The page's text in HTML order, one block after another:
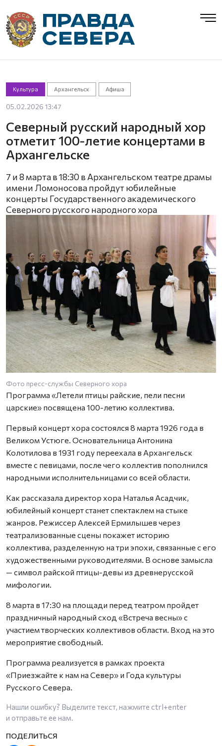
Культура Архангельск Афиша
05.02.2026 13:47
Северный русский народный хор
отметит 100-летие концертами в
Архангельске
7 и 8 марта в 18:30 в Архангельском театре драмы
имени Ломоносова пройдут юбилейные
концерты Государственного академического
Северного русского народного хора
Фото пресс-службы Северного хора
Программа «Летели птицы райские, пели песни
царские» посвящена 100-летию коллектива.
Первый концерт хора состоялся 8 марта 1926 года в
Великом Устюге. Основательница Антонина
Колотилова в 1931 году переехала в Архангельск
вместе с певицами, после чего коллектив пополнился
народными исполнительницами со всей области.
Как рассказала директор хора Наталья Асадчик,
юбилейный концерт станет спектаклем на стыке
жанров. Режиссер Алексей Ермилышев через
театрализованные сцены покажет историю
коллектива, разделенную на три эпохи, связанные с его
художественными руководителями. В основе замысла
— символ райской птицы-девы из древнерусской
мифологии.
8 марта в 17:30 на площади перед театром пройдет
праздничный народный сход «Встреча весны» с
участием творческих коллективов области. Вход на это
мероприятие свободный.
Программа реализуется в рамках проекта
«Приезжайте к нам на Север» и Года культуры
Русского Севера.
Нашли ошибку? Выделите текст, нажмите ctrl+enter
и отправьте ее нам.